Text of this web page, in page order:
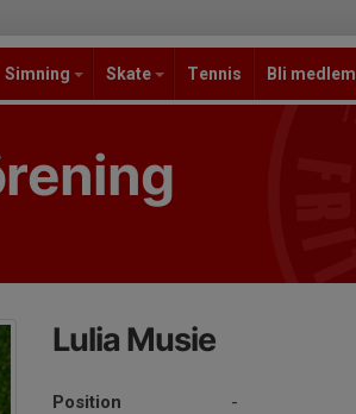
Simning Skate Tennis Bli medlem
Lulia Musie
Position
-